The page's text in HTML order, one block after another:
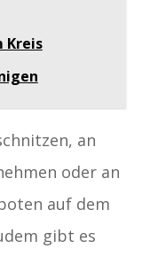
Kreis
an
oder an
auf dem
gibt es